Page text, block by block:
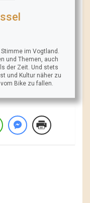
im Vogtland.
und Themen, auch
der Zeit. Und stets
und Kultur näher zu
Bike zu fallen.